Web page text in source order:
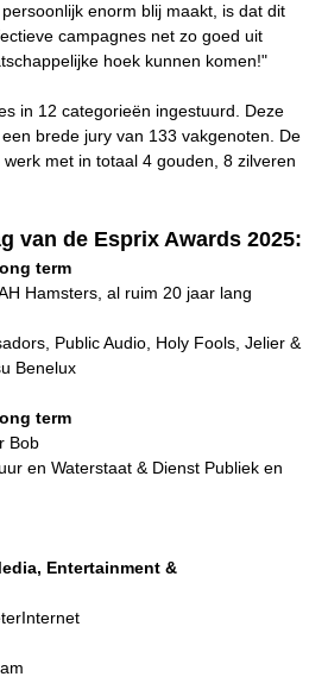
enorm blij maakt, is dat dit
campagnes net zo goed uit
hoek kunnen komen!"
in 12 categorieën ingestuurd. Deze
brede jury van 133 vakgenoten. De
met in totaal 4 gouden, 8 zilveren
van de Esprix Awards 2025:
term
Hamsters, al ruim 20 jaar lang
Public Audio, Holy Fools, Jelier &
Benelux
term
Bob
en Waterstaat & Dienst Publiek en
Entertainment &